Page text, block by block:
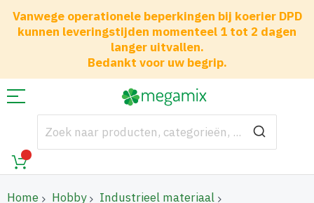
Vanwege operationele beperkingen bij koerier DPD
kunnen leveringstijden momenteel 1 tot 2 dagen
langer uitvallen.
Bedankt voor uw begrip.
Home Hobby
Industrieel materiaal